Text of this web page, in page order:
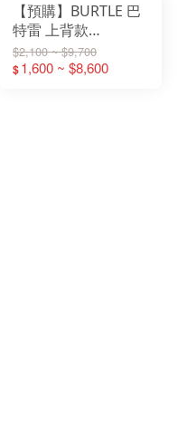
【預購】BURTLE 巴
特雷 上背款
AC2096HB-79-
30V【79風暴黑】
$2,100 ~ $9,700
$1,600 ~ $8,600